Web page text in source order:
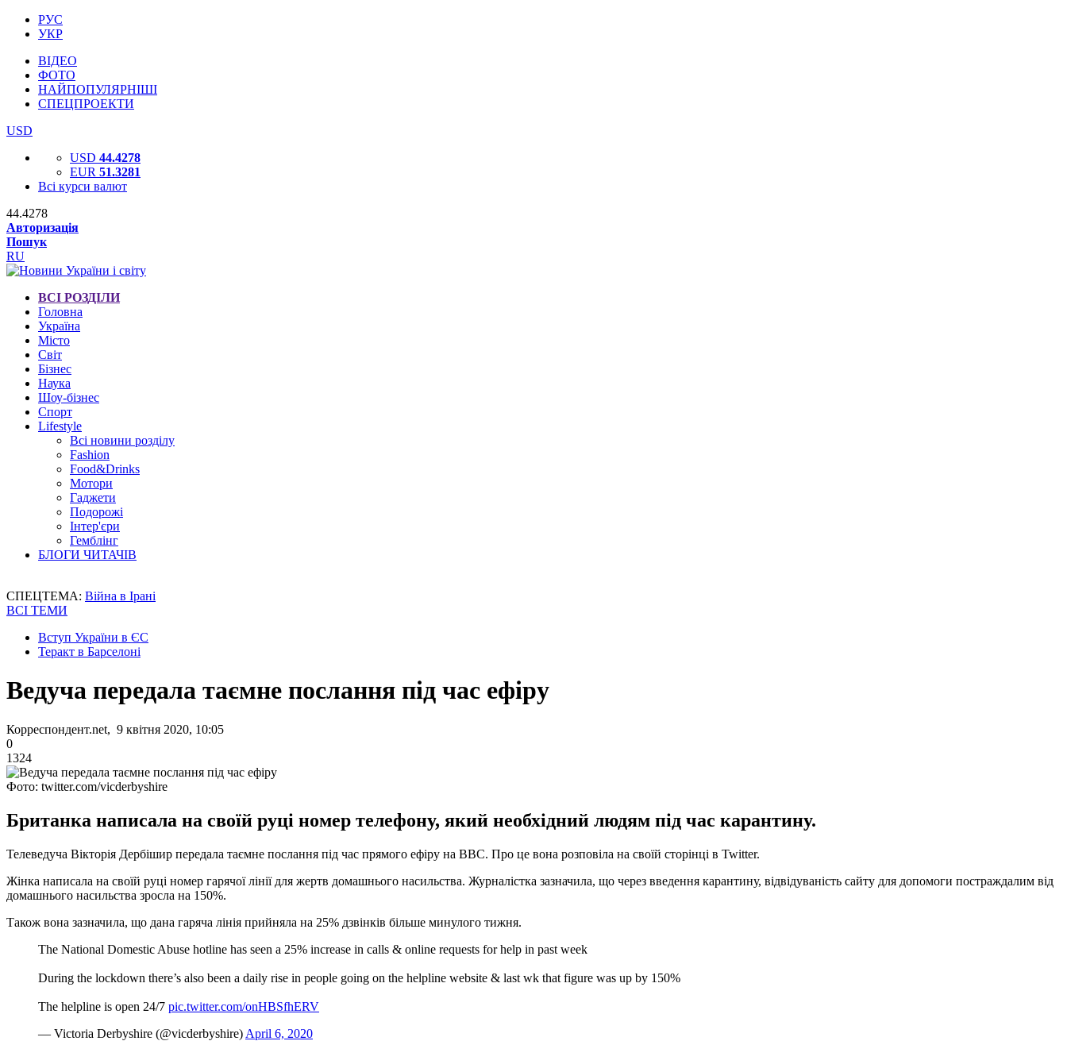
РУС
УКР
ВІДЕО
ФОТО
НАЙПОПУЛЯРНІШІ
СПЕЦПРОЕКТИ
USD
USD 44.4278
EUR 51.3281
Всі курси валют
44.4278
Авторизація
Пошук
RU
ВСІ РОЗДІЛИ
Головна
Україна
Місто
Світ
Бізнес
Наука
Шоу-бізнес
Спорт
Lifestyle
Всі новини розділу
Fashion
Food&Drinks
Мотори
Гаджети
Подорожі
Інтер'єри
Гемблінг
БЛОГИ ЧИТАЧІВ
СПЕЦТЕМА: Війна в Ірані
ВСІ ТЕМИ
Вступ України в ЄС
Теракт в Барселоні
Ведуча передала таємне послання під час ефіру
Корреспондент.net, 9 квітня 2020, 10:05
0
1324
Фото: twitter.com/vicderbyshire
Британка написала на своїй руці номер телефону, який необхідний людям під час карантину.
Телеведуча Вікторія Дербішир передала таємне послання під час прямого ефіру на BBC. Про це вона розповіла на своїй сторінці в Twitter.
Жінка написала на своїй руці номер гарячої лінії для жертв домашнього насильства. Журналістка зазначила, що через введення карантину, відвідуваність сайту для допомоги постраждалим від
домашнього насильства зросла на 150%.
Також вона зазначила, що дана гаряча лінія прийняла на 25% дзвінків більше минулого тижня.
The National Domestic Abuse hotline has seen a 25% increase in calls & online requests for help in past week
During the lockdown there’s also been a daily rise in people going on the helpline website & last wk that figure was up by 150%
The helpline is open 24/7 pic.twitter.com/onHBSfhERV
— Victoria Derbyshire (@vicderbyshire) April 6, 2020